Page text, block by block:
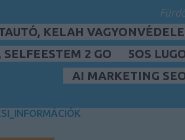
KELAH
2 GO
5OS
AI MARKETING